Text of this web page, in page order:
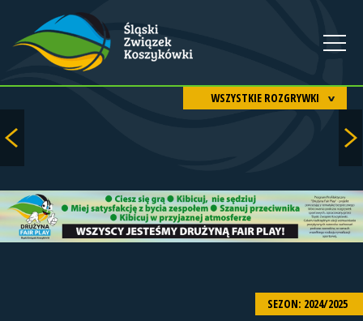
WSZYSTKIE ROZGRYWKI
SEZON: 2024/2025